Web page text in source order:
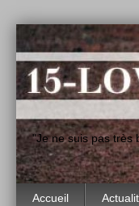
"Je ne suis pas très
Accueil